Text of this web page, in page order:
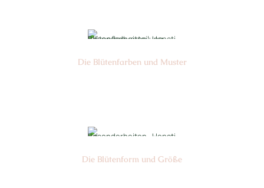
Die Blüten­farben und Muster
Die Blüten­form und Größe